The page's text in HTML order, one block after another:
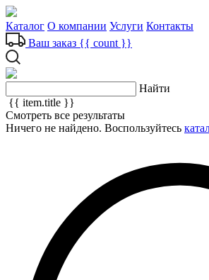
Каталог О компании Услуги Контакты
Ваш заказ {{ count }}
Найти
{{ item.title }}
Смотреть все результаты
Ничего не найдено. Воспользуйтесь